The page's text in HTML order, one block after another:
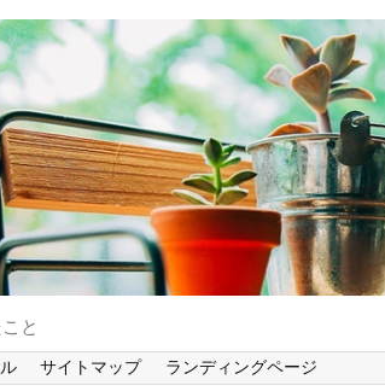
と
サイトマップ ランディングページ